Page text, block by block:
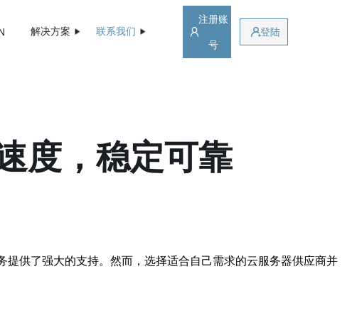
解决方案 联系我们
注册账
号
登陆
度，稳定可靠
供了强大的支持。然而，选择适合自己需求的云服务器供应商并